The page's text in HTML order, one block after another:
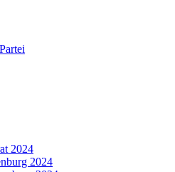
2024
2024